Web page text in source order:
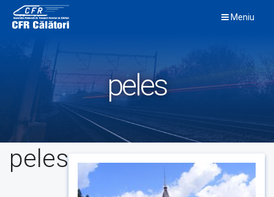
content
Meniu
peles
peles